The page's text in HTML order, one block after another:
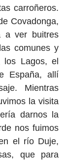
carroñeros.
Covadonga,
a ver buitres
comunes y
los Lagos, el
España, allí
Mientras
la visita
darnos la
nos fuimos
el río Duje,
que para